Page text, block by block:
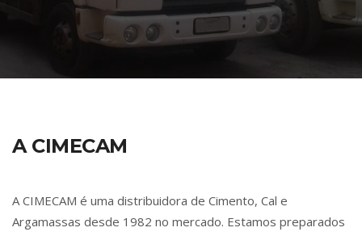
A CIMECAM
A CIMECAM é uma distribuidora de Cimento, Cal e
Argamassas desde 1982 no mercado. Estamos preparados